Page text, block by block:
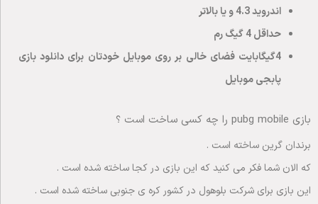
اندروید 4.3 و یا بالاتر
حداقل 4 گیگ رم
4گیگابایت فضای خالی بر روی موبایل خودتان برای دانلود بازی
پابجی موبایل
بازی pubg mobile را چه کسی ساخت است ؟
برندان گرین ساخته است .
که الان شما فکر می کنید که این بازی در کجا ساخته شده است .
این بازی برای شرکت بلوهول در کشور کره ی جنوبی ساخته شده است .